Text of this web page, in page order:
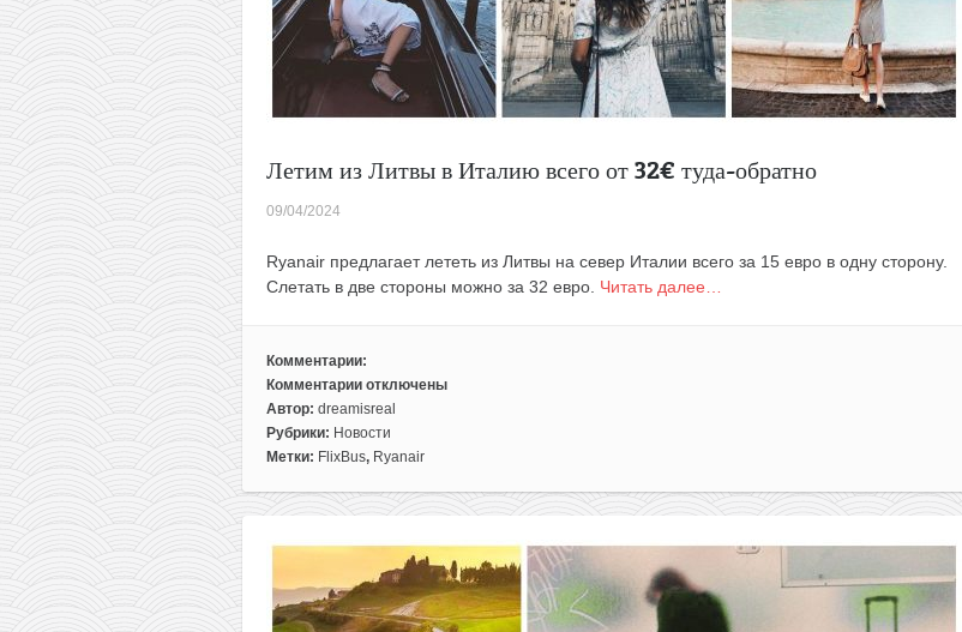
—
с
багажом!)
Летим из Литвы в Италию всего от 32€ туда-обратно
09/04/2024
Ryanair предлагает лететь из Литвы на север Италии всего за 15 евро в одну сторону.
Слетать в две стороны можно за 32 евро. Читать далее…
Комментарии:
Комментарии
к
записи
Летим
Италию
от
32€
отключены
Автор: dreamisreal
Рубрики: Новости
Метки: FlixBus, Ryanair